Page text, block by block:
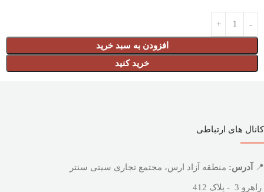
افزودن به سبد خرید
خرید کنید
کانال های ارتباطی
📍 آدرس: منطقه آزاد ارس، مجتمع تجاری سیتی سنتر
راهرو 3 - پلاک 412